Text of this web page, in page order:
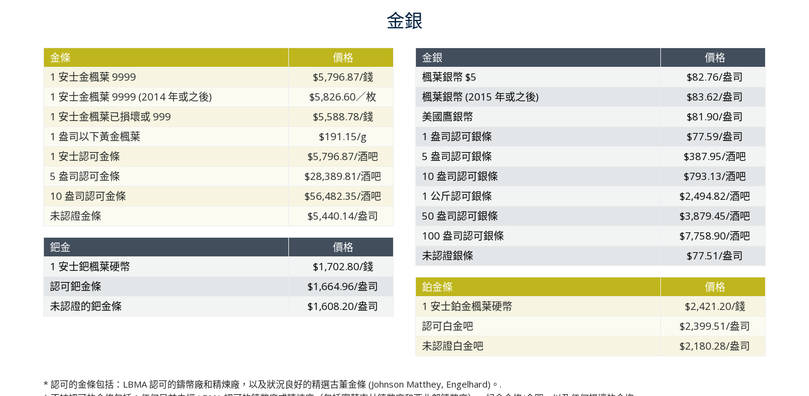
金銀
金條
價格
1 安士金楓葉 9999
$5,796.87/錢
1 安士金楓葉 9999 (2014 年或之後)
$5,826.60／枚
1 安士金楓葉已損壞或 999
$5,588.78/錢
1 盎司以下黃金楓葉
$191.15/g
1 安士認可金條
$5,796.87/酒吧
5 盎司認可金條
$28,389.81/酒吧
10 盎司認可金條
$56,482.35/酒吧
未認證金條
$5,440.14/盎司
鈀金
價格
1 安士鈀楓葉硬幣
$1,702.80/錢
認可鈀金條
$1,664.96/盎司
未認證的鈀金條
$1,608.20/盎司
金銀
價格
楓葉銀幣 $5
$82.76/盎司
楓葉銀幣 (2015 年或之後)
$83.62/盎司
美國鷹銀幣
$81.90/盎司
1 盎司認可銀條
$77.59/盎司
5 盎司認可銀條
$387.95/酒吧
10 盎司認可銀條
$793.13/酒吧
1 公斤認可銀條
$2,494.82/酒吧
50 盎司認可銀條
$3,879.45/酒吧
100 盎司認可銀條
$7,758.90/酒吧
未認證銀條
$77.51/盎司
鉑金條
價格
1 安士鉑金楓葉硬幣
$2,421.20/錢
認可白金吧
$2,399.51/盎司
未認證白金吧
$2,180.28/盎司
* 認可的金條包括：LBMA 認可的鑄幣廠和精煉廠，以及狀況良好的精選古董金條 (Johnson Matthey, Engelhard)。.